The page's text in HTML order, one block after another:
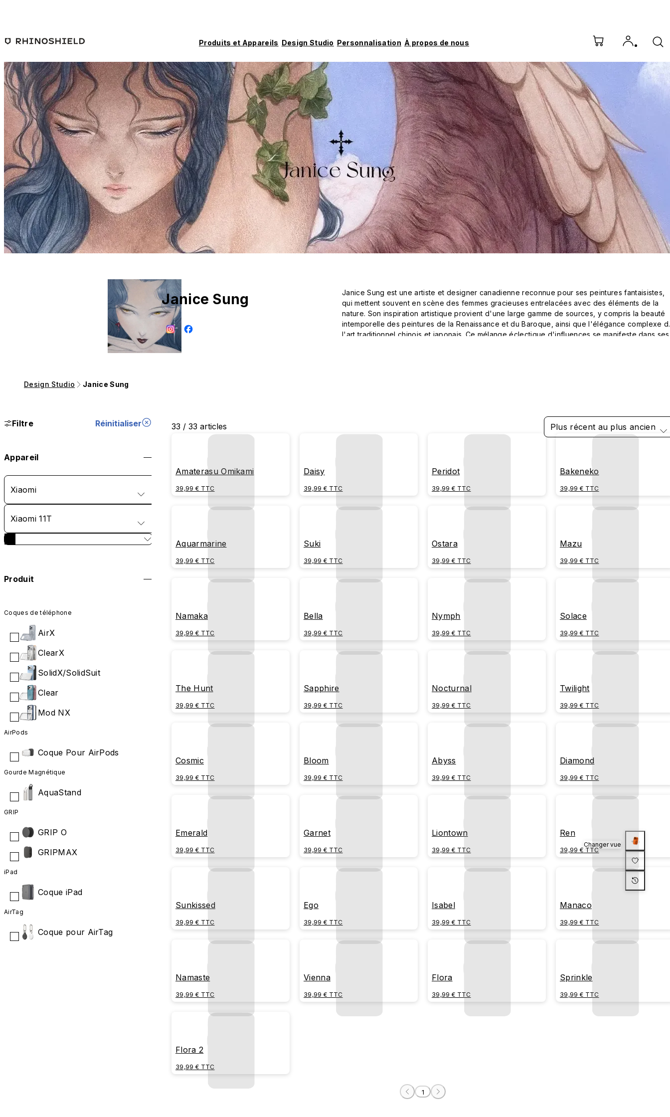
Produits et Appareils Design Studio Personnalisation À propos de nous
Janice Sung
Janice Sung est une artiste et designer canadienne reconnue pour ses peintures fantaisistes,
qui mettent souvent en scène des femmes gracieuses entrelacées avec des éléments de la
nature. Son inspiration artistique provient d'une large gamme de sources, y compris la beauté
intemporelle des peintures de la Renaissance et du Baroque, ainsi que l'élégance complexe
l'art traditionnel chinois et japonais. Ce mélange éclectique d'influences se manifeste dans ses
Design Studio Janice Sung
Filtre Réinitialiser
Appareil
Xiaomi
Xiaomi 11T
Produit
Coques de téléphone
AirX
ClearX
SolidX/SolidSuit
Clear
Mod NX
AirPods
Coque Pour AirPods
Gourde Magnétique
AquaStand
GRIP
GRIP O
GRIPMAX
iPad
Coque iPad
AirTag
Coque pour AirTag
33 / 33 articles Plus récent au plus ancien
Amaterasu Omikami
39,99 € TTC
Daisy
39,99 € TTC
Peridot
39,99 € TTC
Bakeneko
39,99 € TTC
Aquarmarine
39,99 € TTC
Suki
39,99 € TTC
Ostara
39,99 € TTC
Mazu
39,99 € TTC
Namaka
39,99 € TTC
Bella
39,99 € TTC
Nymph
39,99 € TTC
Solace
39,99 € TTC
The Hunt
39,99 € TTC
Sapphire
39,99 € TTC
Nocturnal
39,99 € TTC
Twilight
39,99 € TTC
Cosmic
39,99 € TTC
Bloom
39,99 € TTC
Abyss
39,99 € TTC
Diamond
39,99 € TTC
Emerald
39,99 € TTC
Garnet
39,99 € TTC
Liontown
39,99 € TTC
Ren
39,99 € TTC
Sunkissed
39,99 € TTC
Ego
39,99 € TTC
Isabel
39,99 € TTC
Manaco
39,99 € TTC
Namaste
39,99 € TTC
Vienna
39,99 € TTC
Flora
39,99 € TTC
Sprinkle
39,99 € TTC
Flora 2
39,99 € TTC
1
Changer vue